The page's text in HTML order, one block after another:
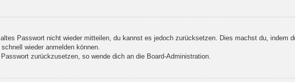
Passwort nicht wieder mitteilen, du kannst es jedoch zurücksetzen. Dies machst du, indem
wieder anmelden können.
zurückzusetzen, so wende dich an die Board-Administration.